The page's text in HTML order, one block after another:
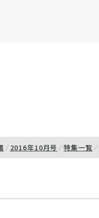
2016年10月号 特集一覧